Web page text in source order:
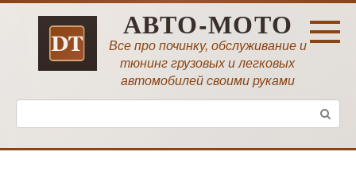
Перейти
АВТО-МОТО
Все про починку, обслуживание и
тюнинг грузовых и легковых
автомобилей своими руками
Поиск: